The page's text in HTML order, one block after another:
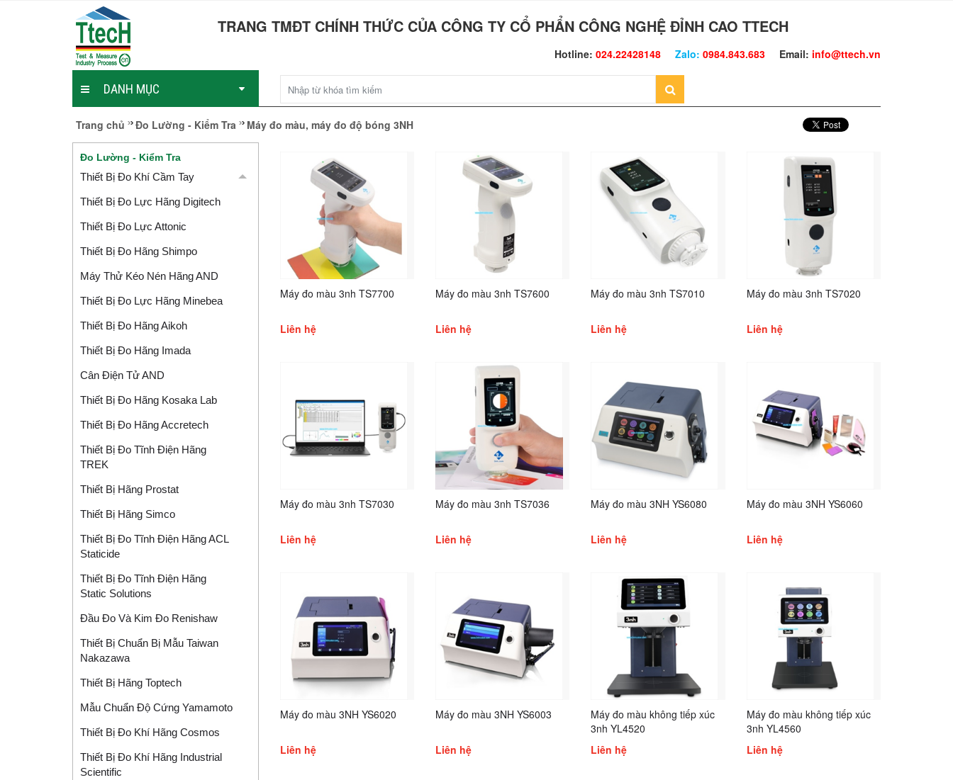
TRANG TMĐT CHÍNH THỨC CỦA CÔNG TY CỔ PHẨN CÔNG NGHỆ ĐỈNH CAO TTECH
Hotline: 024.22428148 Zalo: 0984.843.683 Email: info@ttech.vn
DANH MỤC
Trang chủ Đo Lường - Kiểm Tra Máy đo màu, máy đo độ bóng 3NH
Máy đo màu 3nh TS7700
Liên hệ
Máy đo màu 3nh TS7600
Liên hệ
Máy đo màu 3nh TS7010
Liên hệ
Máy đo màu 3nh TS7020
Liên hệ
Máy đo màu 3nh TS7030
Liên hệ
Máy đo màu 3nh TS7036
Liên hệ
Máy đo màu 3NH YS6080
Liên hệ
Máy đo màu 3NH YS6060
Liên hệ
Máy đo màu 3NH YS6020
Liên hệ
Máy đo màu 3NH YS6003
Liên hệ
Máy đo màu không tiếp xúc
3nh YL4520
Liên hệ
Máy đo màu không tiếp xúc
3nh YL4560
Liên hệ
Đo Lường - Kiểm Tra
Thiết Bị Đo Khí Cầm Tay
Thiết Bị Đo Lực Hãng Digitech
Thiết Bị Đo Lực Attonic
Thiết Bị Đo Hãng Shimpo
Máy Thử Kéo Nén Hãng AND
Thiết Bị Đo Lực Hãng Minebea
Thiết Bị Đo Hãng Aikoh
Thiết Bị Đo Hãng Imada
Cân Điện Tử AND
Thiết Bị Đo Hãng Kosaka Lab
Thiết Bị Đo Hãng Accretech
Thiết Bị Đo Tĩnh Điện Hãng
TREK
Thiết Bị Hãng Prostat
Thiết Bị Hãng Simco
Thiết Bị Đo Tĩnh Điện Hãng ACL
Staticide
Thiết Bị Đo Tĩnh Điện Hãng
Static Solutions
Đầu Đo Và Kim Đo Renishaw
Thiết Bị Chuẩn Bị Mẫu Taiwan
Nakazawa
Thiết Bị Hãng Toptech
Mẫu Chuẩn Độ Cứng Yamamoto
Thiết Bị Đo Khí Hãng Cosmos
Thiết Bị Đo Khí Hãng Industrial
Scientific